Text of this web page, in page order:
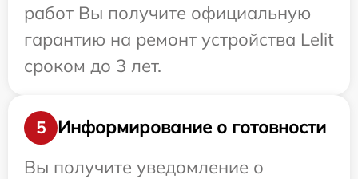
работ Вы получите официальную
гарантию на ремонт устройства Lelit
сроком до 3 лет.
5
Информирование о готовности
Вы получите уведомление о